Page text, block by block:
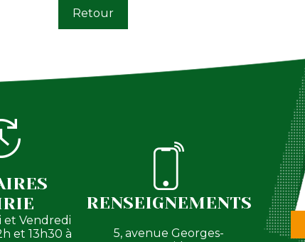
Retour
et Vendredi
et 13h30 à
RENSEIGNEMENTS
5, avenue Georges-